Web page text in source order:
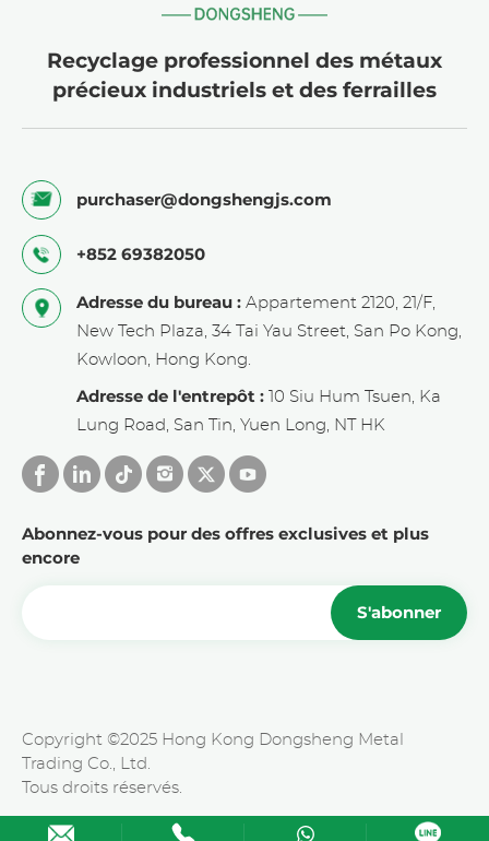
Platinum
Recyclage professionnel des métaux
précieux industriels et des ferrailles
purchaser@dongshengjs.com
+852 69382050
Adresse du bureau : Appartement 2120, 21/F,
New Tech Plaza, 34 Tai Yau Street, San Po Kong,
Kowloon, Hong Kong.
Adresse de l'entrepôt : 10 Siu Hum Tsuen, Ka
Lung Road, San Tin, Yuen Long, NT HK
Abonnez-vous pour des offres exclusives et plus
encore
S'abonner
Copyright ©2025 Hong Kong Dongsheng Metal
Trading Co., Ltd.
Tous droits réservés.